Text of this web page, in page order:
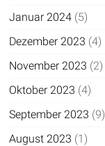
Januar 2024 (5)
Dezember 2023 (4)
November 2023 (2)
Oktober 2023 (4)
September 2023 (9)
August 2023 (1)